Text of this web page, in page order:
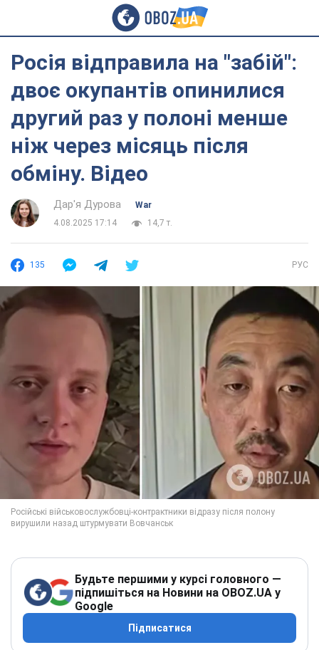
Росія відправила на "забій":
двоє окупантів опинилися
другий раз у полоні менше
ніж через місяць після
обміну. Відео
Дар'я Дурова
War
4.08.2025 17:14
14,7 т.
135 РУС
Будьте першими у курсі головного —
підпишіться на Новини на OBOZ.UA у
Google
Підписатися